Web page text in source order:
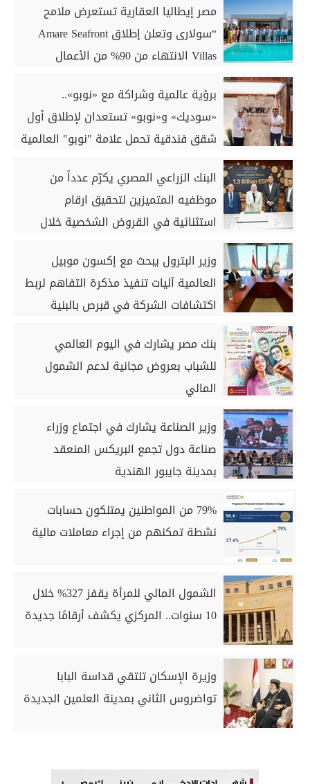
مصر إيطاليا العقارية تستعرض ملامح
“سولارى وتعلن إطلاق Amare Seafront
Villas الانتهاء من 90% من الأعمال
برؤية عالمية وشراكة مع «نوبو»..
«سوديك» و«نوبو» تستعدان لإطلاق أول
شقق فندقية تحمل علامة "نوبو" العالمية
أيام
البنك الزراعي المصري يكرّم عدداً من
موظفيه المتميزين لتحقيق ارقام
استثنائية في القروض الشخصية خلال
وزير البترول يبحث مع إكسون موبيل
العالمية آليات تنفيذ مذكرة التفاهم لربط
اكتشافات الشركة في قبرص بالبنية
بنك مصر يشارك في اليوم العالمي
للشباب بعروض مجانية لدعم الشمول
المالي
وزير الصناعة يشارك في اجتماع وزراء
صناعة دول تجمع البريكس المنعقد
بمدينة جايبور الهندية
79% من المواطنين يمتلكون حسابات
نشطة تمكنهم من إجراء معاملات مالية
الشمول المالي للمرأة يقفز 327% خلال
10 سنوات.. المركزي يكشف أرقامًا جديدة
وزيرة الإسكان تلتقي قداسة البابا
تواضروس الثاني بمدينة العلمين الجديدة